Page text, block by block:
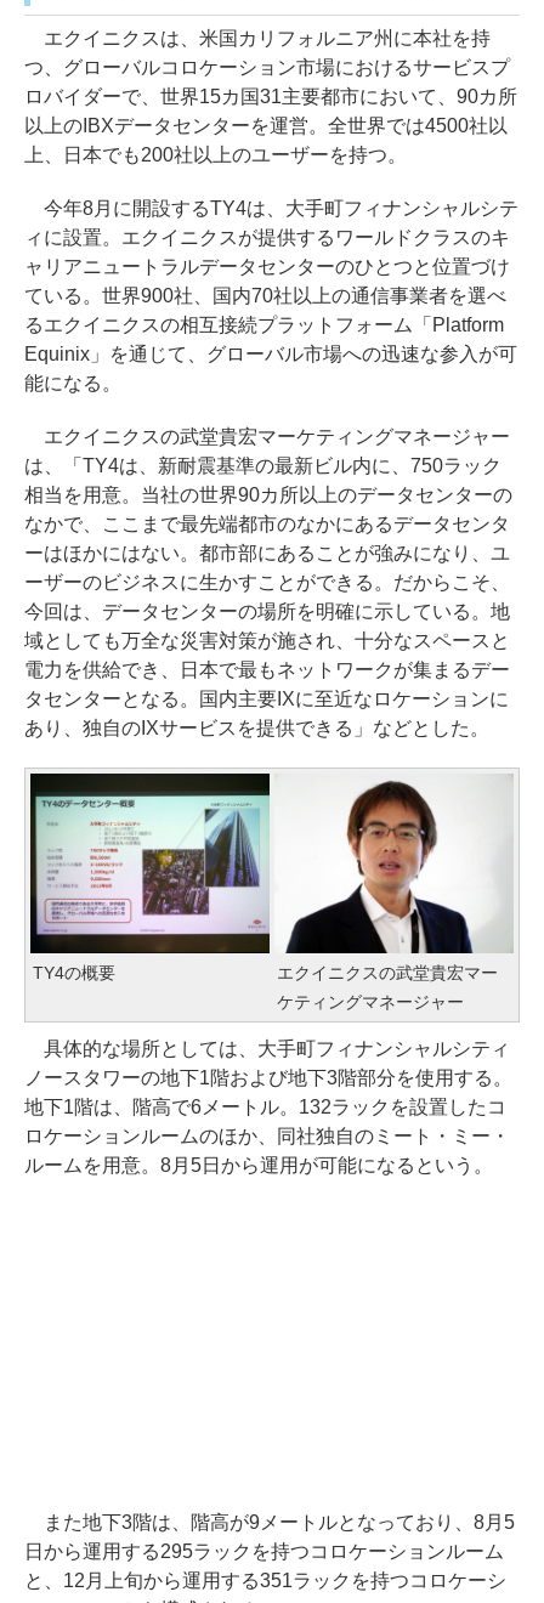
エクイニクスは、米国カリフォルニア州に本社を持
つ、グローバルコロケーション市場におけるサービスプ
ロバイダーで、世界15カ国31主要都市において、90カ所
以上のIBXデータセンターを運営。全世界では4500社以
上、日本でも200社以上のユーザーを持つ。
今年8月に開設するTY4は、大手町フィナンシャルシテ
ィに設置。エクイニクスが提供するワールドクラスのキ
ャリアニュートラルデータセンターのひとつと位置づけ
ている。世界900社、国内70社以上の通信事業者を選べ
るエクイニクスの相互接続プラットフォーム「Platform
Equinix」を通じて、グローバル市場への迅速な参入が可
能になる。
エクイニクスの武堂貴宏マーケティングマネージャー
は、「TY4は、新耐震基準の最新ビル内に、750ラック
相当を用意。当社の世界90カ所以上のデータセンターの
なかで、ここまで最先端都市のなかにあるデータセンタ
ーはほかにはない。都市部にあることが強みになり、ユ
ーザーのビジネスに生かすことができる。だからこそ、
今回は、データセンターの場所を明確に示している。地
域としても万全な災害対策が施され、十分なスペースと
電力を供給でき、日本で最もネットワークが集まるデー
タセンターとなる。国内主要IXに至近なロケーションに
あり、独自のIXサービスを提供できる」などとした。
TY4の概要
エクイニクスの武堂貴宏マー
ケティングマネージャー
具体的な場所としては、大手町フィナンシャルシティ
ノースタワーの地下1階および地下3階部分を使用する。
地下1階は、階高で6メートル。132ラックを設置したコ
ロケーションルームのほか、同社独自のミート・ミー・
ルームを用意。8月5日から運用が可能になるという。
また地下3階は、階高が9メートルとなっており、8月5
日から運用する295ラックを持つコロケーションルーム
と、12月上旬から運用する351ラックを持つコロケーシ